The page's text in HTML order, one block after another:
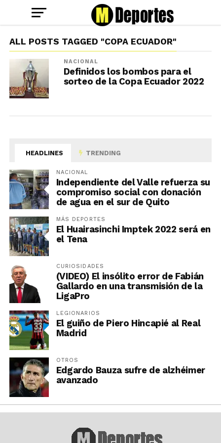
ALL POSTS TAGGED "COPA ECUADOR"
NACIONAL
Definidos los bombos para el
sorteo de la Copa Ecuador 2022
HEADLINES TRENDING
NACIONAL
Independiente del Valle refuerza su
compromiso social con donación
de agua en el sur de Quito
MÁS DEPORTES
El Huairasinchi Imptek 2022 será en
el Tena
CURIOSIDADES
(VIDEO) El insólito error de Fabián
Gallardo en una transmisión de la
LigaPro
LEGIONARIOS
El guiño de Piero Hincapié al Real
Madrid
OTROS
Edgardo Bauza sufre de alzhéimer
avanzado